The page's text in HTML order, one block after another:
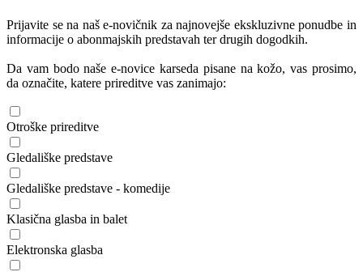
Prijavite se na naš e-novičnik za najnovejše ekskluzivne ponudbe in
informacije o abonmajskih predstavah ter drugih dogodkih.
Da vam bodo naše e-novice karseda pisane na kožo, vas prosimo,
da označite, katere prireditve vas zanimajo:
Otroške prireditve
Gledališke predstave
Gledališke predstave - komedije
Klasična glasba in balet
Elektronska glasba